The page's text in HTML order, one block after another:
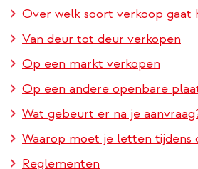
Over welk soort verkoop gaat
Van deur tot deur verkopen
Op een markt verkopen
Op een andere openbare
Wat gebeurt er na je
Waarop moet je letten tijdens
Reglementen